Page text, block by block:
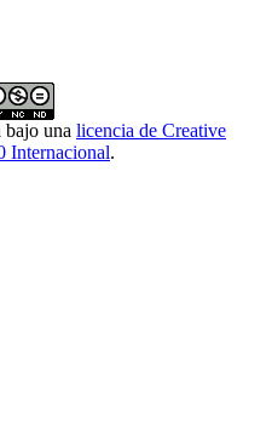
bajo una licencia de Creative
Internacional.